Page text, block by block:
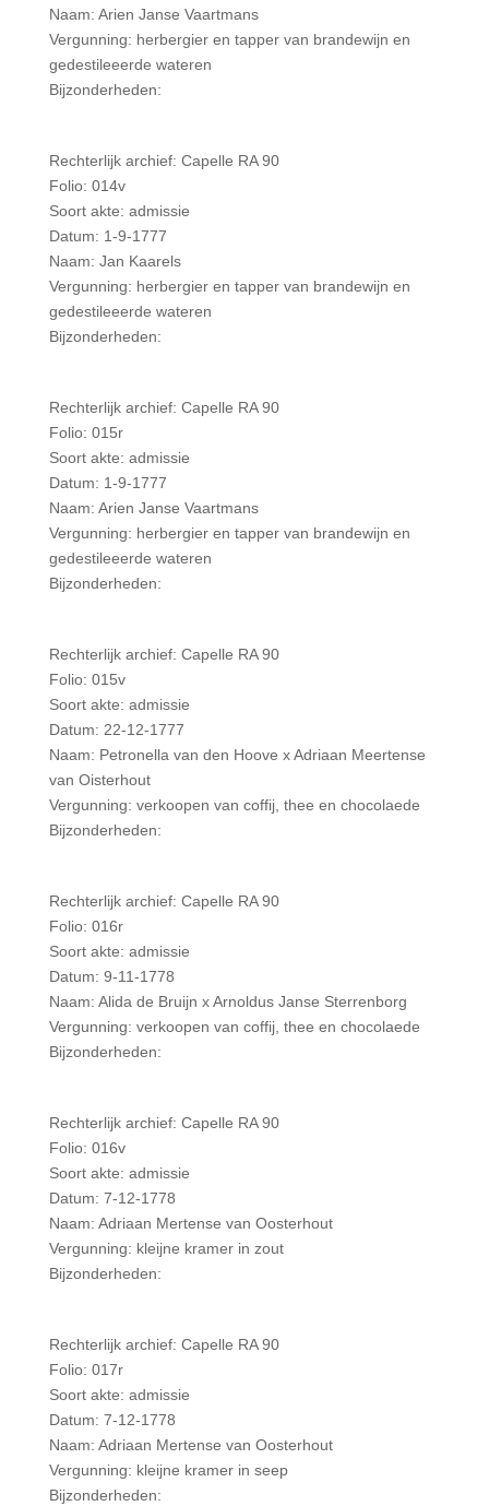
Naam: Arien Janse Vaartmans
Vergunning: herbergier en tapper van brandewijn en
gedestileeerde wateren
Bijzonderheden:
Rechterlijk archief: Capelle RA 90
Folio: 014v
Soort akte: admissie
Datum: 1-9-1777
Naam: Jan Kaarels
Vergunning: herbergier en tapper van brandewijn en
gedestileeerde wateren
Bijzonderheden:
Rechterlijk archief: Capelle RA 90
Folio: 015r
Soort akte: admissie
Datum: 1-9-1777
Naam: Arien Janse Vaartmans
Vergunning: herbergier en tapper van brandewijn en
gedestileeerde wateren
Bijzonderheden:
Rechterlijk archief: Capelle RA 90
Folio: 015v
Soort akte: admissie
Datum: 22-12-1777
Naam: Petronella van den Hoove x Adriaan Meertense
van Oisterhout
Vergunning: verkoopen van coffij, thee en chocolaede
Bijzonderheden:
Rechterlijk archief: Capelle RA 90
Folio: 016r
Soort akte: admissie
Datum: 9-11-1778
Naam: Alida de Bruijn x Arnoldus Janse Sterrenborg
Vergunning: verkoopen van coffij, thee en chocolaede
Bijzonderheden:
Rechterlijk archief: Capelle RA 90
Folio: 016v
Soort akte: admissie
Datum: 7-12-1778
Naam: Adriaan Mertense van Oosterhout
Vergunning: kleijne kramer in zout
Bijzonderheden:
Rechterlijk archief: Capelle RA 90
Folio: 017r
Soort akte: admissie
Datum: 7-12-1778
Naam: Adriaan Mertense van Oosterhout
Vergunning: kleijne kramer in seep
Bijzonderheden: